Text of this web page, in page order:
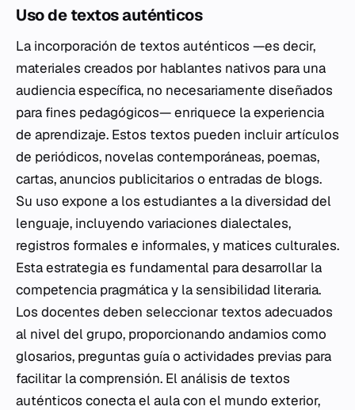
Uso de textos auténticos
La incorporación de textos auténticos —es decir,
materiales creados por hablantes nativos para una
audiencia específica, no necesariamente diseñados
para fines pedagógicos— enriquece la experiencia
de aprendizaje. Estos textos pueden incluir artículos
de periódicos, novelas contemporáneas, poemas,
cartas, anuncios publicitarios o entradas de blogs.
Su uso expone a los estudiantes a la diversidad del
lenguaje, incluyendo variaciones dialectales,
registros formales e informales, y matices culturales.
Esta estrategia es fundamental para desarrollar la
competencia pragmática y la sensibilidad literaria.
Los docentes deben seleccionar textos adecuados
al nivel del grupo, proporcionando andamios como
glosarios, preguntas guía o actividades previas para
facilitar la comprensión. El análisis de textos
auténticos conecta el aula con el mundo exterior,